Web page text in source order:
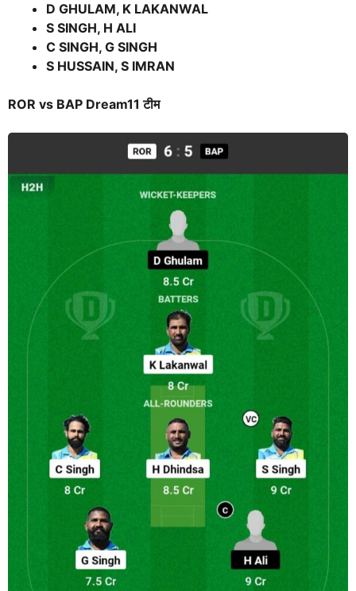
D GHULAM, K LAKANWAL
S SINGH, H ALI
C SINGH, G SINGH
S HUSSAIN, S IMRAN
ROR vs BAP Dream11 टीम